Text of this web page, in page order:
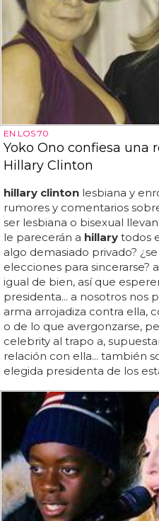
EN LOS 70
Yoko Ono confiesa una
Hillary Clinton
hillary clinton lesbiana y
rumores y comentarios
ser lesbiana o bisexual
le parecerán a hillary todos
algo demasiado privado?
elecciones para sincerarse?
igual de bien, así que
presidenta... a nosotros nos
arma arrojadiza contra ella,
o de lo que avergonzarse,
celebrity al trapo a,
relación con ella... también
elegida presidenta de los